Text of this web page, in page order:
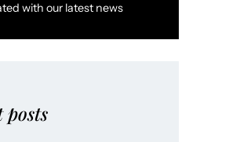
with our latest news
posts